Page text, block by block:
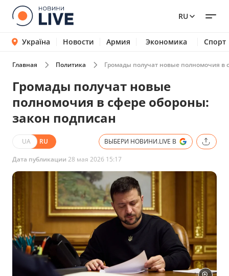
RU
Україна Новости Армия Экономика Спорт
Главная Политика Громады получат новые полномочия в
Громады получат новые
полномочия в сфере обороны:
закон подписан
UA RU ВЫБЕРИ НОВИНИ.LIVE В
Дата публикации 28 мая 2026 15:17